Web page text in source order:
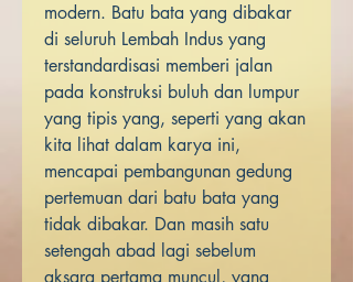
modern. Batu bata yang dibakar
di seluruh Lembah Indus yang
terstandardisasi memberi jalan
pada konstruksi buluh dan lumpur
yang tipis yang, seperti yang akan
kita lihat dalam karya ini,
mencapai pembangunan gedung
pertemuan dari batu bata yang
tidak dibakar. Dan masih satu
setengah abad lagi sebelum
aksara pertama muncul, yang